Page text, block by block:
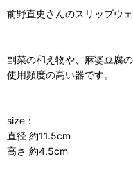
前野直史さんのスリップウ
副菜の和え物や、麻婆豆腐
使用頻度の高い器です。
size：
直径 約11.5cm
高さ 約4.5cm